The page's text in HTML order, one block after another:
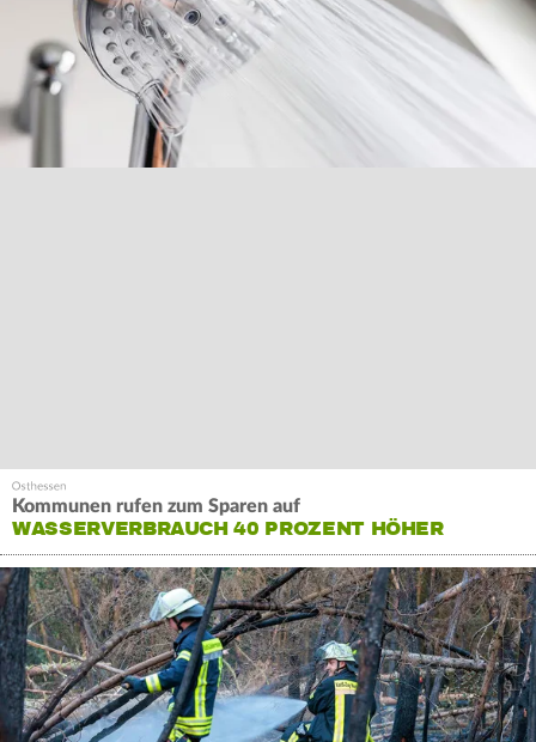
Kommunen rufen zum Sparen auf
WASSERVERBRAUCH 40 PROZENT HÖHER